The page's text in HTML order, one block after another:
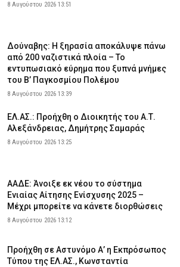
8 Αυγούστου 2026 13:51
Δούναβης: Η ξηρασία αποκάλυψε πάνω
από 200 ναζιστικά πλοία – Το
εντυπωσιακό εύρημα που ξυπνά μνήμες
του Β’ Παγκοσμίου Πολέμου
8 Αυγούστου 2026 13:39
ΕΛ.ΑΣ.: Προήχθη ο Διοικητής του Α.Τ.
Αλεξάνδρειας, Δημήτρης Σαμαράς
8 Αυγούστου 2026 13:25
ΑΑΔΕ: Άνοιξε εκ νέου το σύστημα
Ενιαίας Αίτησης Ενίσχυσης 2025 –
Μέχρι μπορείτε να κάνετε διορθώσεις
8 Αυγούστου 2026 13:12
Προήχθη σε Αστυνόμο Α’ η Εκπρόσωπος
Τύπου της ΕΛ.ΑΣ., Κωνσταντία